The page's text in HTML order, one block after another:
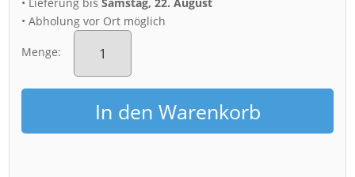
• Lieferung bisSamstag, 22. August
• Abholung vor Ort möglich
Menge:
Leinwand
(00720)
Sternspuren
Menge
In den Warenkorb